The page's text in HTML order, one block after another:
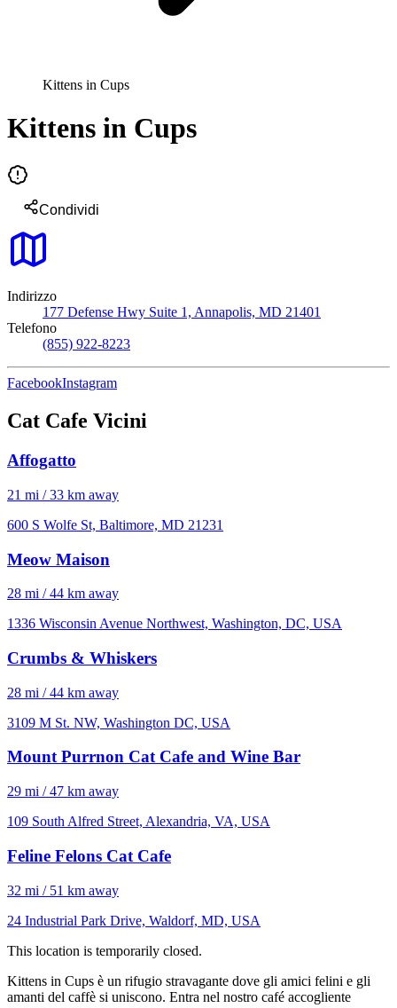
Kittens in Cups
Kittens in Cups
Condividi
Indirizzo
177 Defense Hwy Suite 1, Annapolis, MD 21401
Telefono
(855) 922-8223
FacebookInstagram
Cat Cafe Vicini
Affogatto
21 mi / 33 km away
600 S Wolfe St, Baltimore, MD 21231
Meow Maison
28 mi / 44 km away
1336 Wisconsin Avenue Northwest, Washington, DC, USA
Crumbs & Whiskers
28 mi / 44 km away
3109 M St. NW, Washington DC, USA
Mount Purrnon Cat Cafe and Wine Bar
29 mi / 47 km away
109 South Alfred Street, Alexandria, VA, USA
Feline Felons Cat Cafe
32 mi / 51 km away
24 Industrial Park Drive, Waldorf, MD, USA
This location is temporarily closed.
Kittens in Cups è un rifugio stravagante dove gli amici felini e gli
amanti del caffè si uniscono. Entra nel nostro café accogliente